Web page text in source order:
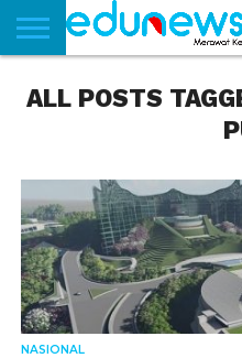
NEWS
EDUNEWS
LITERASI
PUSTAKA
SOSOK
TEKNO
KHASANAH
SASTRA
ALL POSTS
NASIONAL